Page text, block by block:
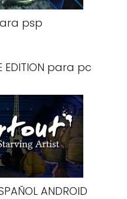
psp
EDITION para pc
ANDROID